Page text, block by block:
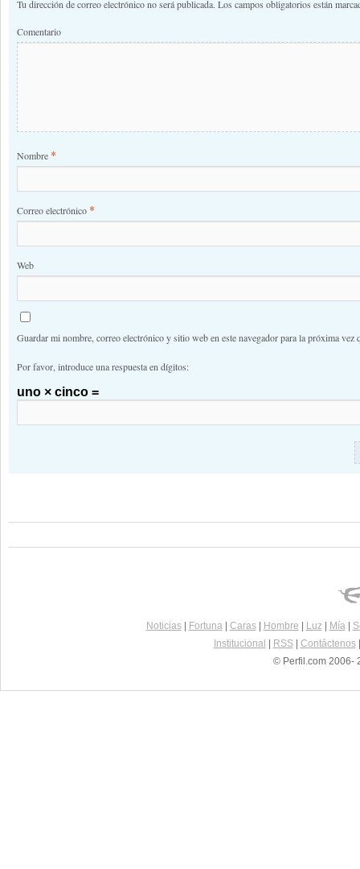
Tu dirección de correo electrónico no será publicada. Los campos obligatorios están
Comentario
Nombre *
Correo electrónico *
Web
Guardar mi nombre, correo electrónico y sitio web en este navegador para la próxima vez
Por favor, introduce una respuesta en dígitos:
uno × cinco =
Noticias| Fortuna| Caras| Hombre Luz| Mía|
Institucional
RSS| Contáctenos
© Perfil.com 2006-